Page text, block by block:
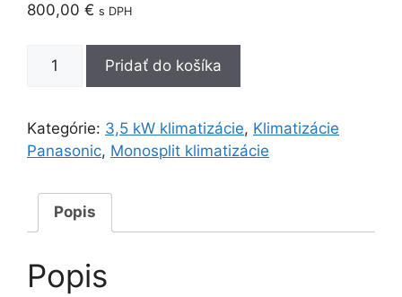
800,00 € s DPH
Panasonic
3,5kW
Pridať do košíka
Kategórie: 3,5 kW klimatizácie, Klimatizácie
Panasonic, Monosplit klimatizácie
Popis
Popis